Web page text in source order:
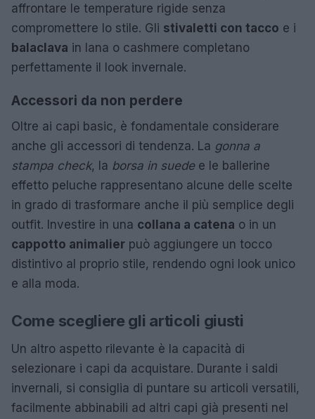
affrontare le temperature rigide senza
compromettere lo stile. Gli stivaletti con tacco e i
balaclava in lana o cashmere completano
perfettamente il look invernale.
Accessori da non perdere
Oltre ai capi basic, è fondamentale considerare
anche gli accessori di tendenza. La gonna a
stampa check, la borsa in suedee le ballerine
effetto peluche rappresentano alcune delle scelte
in grado di trasformare anche il più semplice degli
outfit. Investire in una collana a catena o in un
cappotto animalier può aggiungere un tocco
distintivo al proprio stile, rendendo ogni look unico
e alla moda.
Come scegliere gli articoli giusti
Un altro aspetto rilevante è la capacità di
selezionare i capi da acquistare. Durante i saldi
invernali, si consiglia di puntare su articoli versatili,
facilmente abbinabili ad altri capi già presenti nel